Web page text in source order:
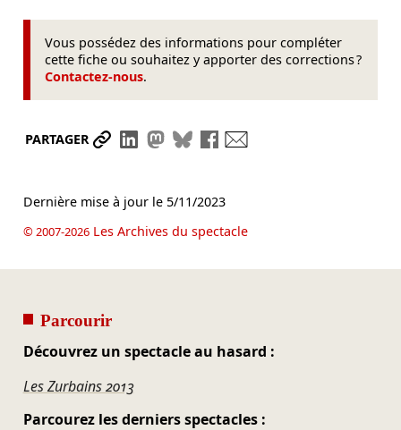
Vous possédez des informations pour compléter
cette fiche ou souhaitez y apporter des corrections ?
Contactez-nous.
PARTAGER Partager le lien
Partager sur LinkedIn
Partager sur Mastodon
Partager sur Bluesky
Partager sur Facebook
Dernière mise à jour le 5/11/2023
© 2007-2026Les Archives du spectacle
Parcourir
Découvrez un spectacle au hasard :
Les Zurbains 2013
Parcourez les derniers spectacles :